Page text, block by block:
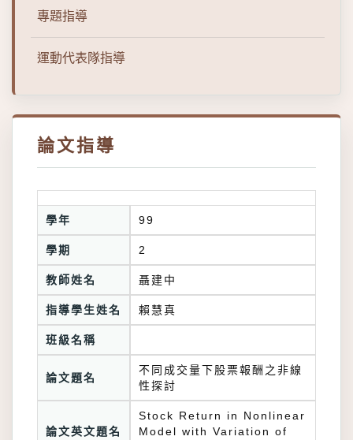
專題指導
運動代表隊指導
論文指導
學年 99
學期 2
教師姓名 聶建中
指導學生姓名 賴慧真
班級名稱
論文題名
不同成交量下股票報酬之非線
性探討
論文英文題名
Stock Return in Nonlinear
Model with Variation of